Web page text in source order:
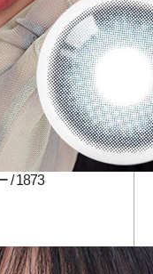
/ 1873